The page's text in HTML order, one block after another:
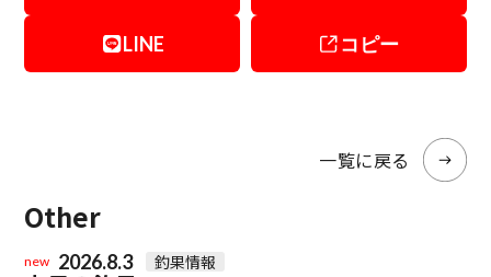
LINE コピー
一覧に戻る
Other
new 2026.8.3 釣果情報